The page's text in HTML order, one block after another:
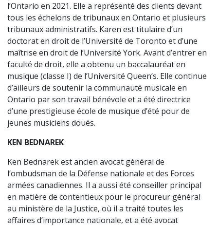
l’Ontario en 2021. Elle a représenté des clients devant
tous les échelons de tribunaux en Ontario et plusieurs
tribunaux administratifs. Karen est titulaire d’un
doctorat en droit de l’Université de Toronto et d’une
maîtrise en droit de l’Université York. Avant d’entrer en
faculté de droit, elle a obtenu un baccalauréat en
musique (classe I) de l’Université Queen’s. Elle continue
d’ailleurs de soutenir la communauté musicale en
Ontario par son travail bénévole et a été directrice
d’une prestigieuse école de musique d’été pour de
jeunes musiciens doués.
KEN BEDNAREK
Ken Bednarek est ancien avocat général de
l’ombudsman de la Défense nationale et des Forces
armées canadiennes. Il a aussi été conseiller principal
en matière de contentieux pour le procureur général
au ministère de la Justice, où il a traité toutes les
affaires d’importance nationale, et a été avocat